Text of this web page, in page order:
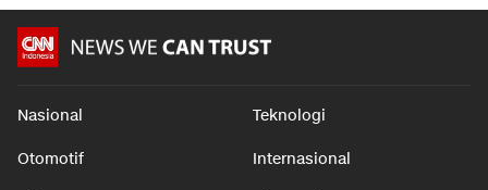
Nasional Teknologi
Otomotif Internasional